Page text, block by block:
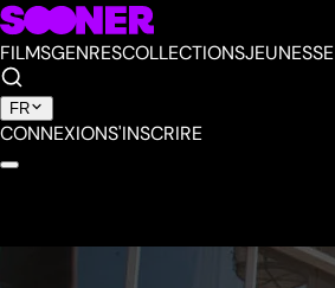
FILMSGENRESCOLLECTIONSJEUNESSE
FR
CONNEXIONS'INSCRIRE